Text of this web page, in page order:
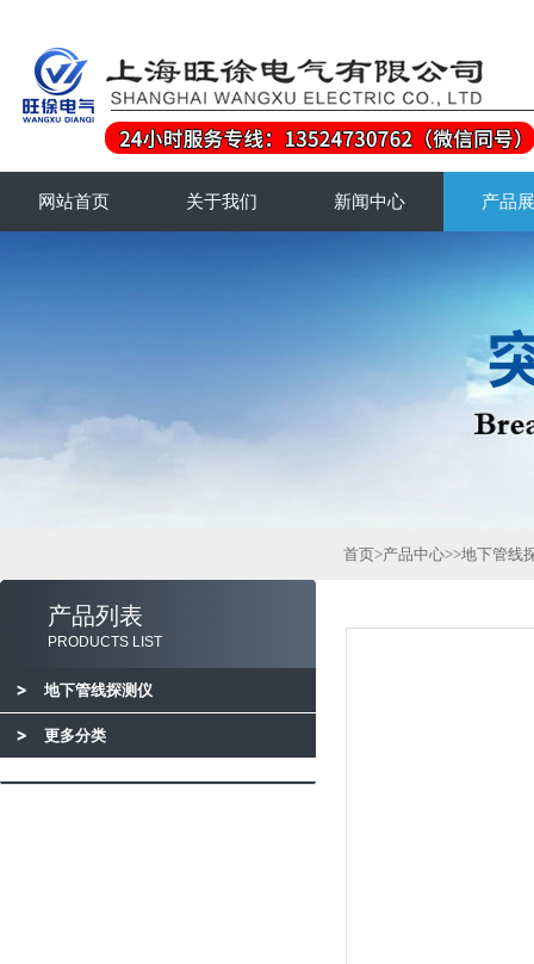
网站首页 关于我们 新闻中心 产品
产品列表
PRODUCTS LIST
地下管线探测仪
更多分类
首页>产品中心>>地下管线